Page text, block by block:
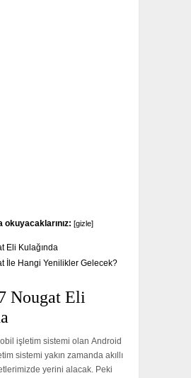
okuyacaklarınız: [gizle]
Eli Kulağında
İle Hangi Yenilikler Gelecek?
Nougat Eli
işletim sistemi olan Android
sistemi yakın zamanda akıllı
yerini alacak. Peki